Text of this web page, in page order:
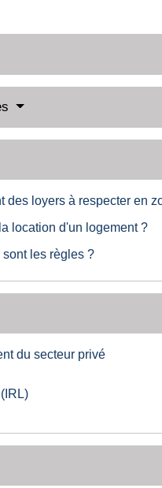
des loyers à respecter en
location d'un logement ?
les règles ?
du secteur privé